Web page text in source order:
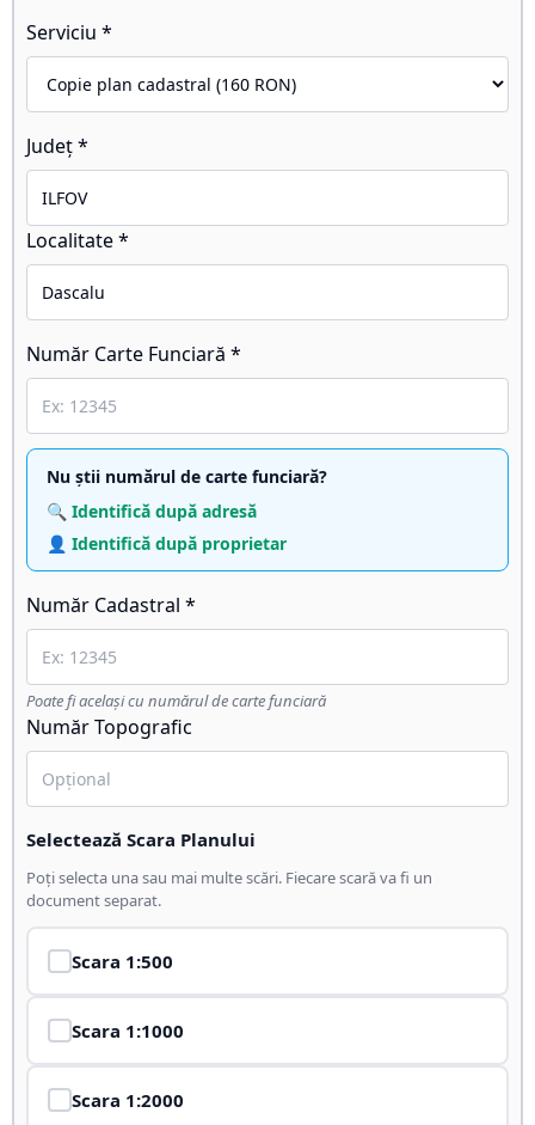
Serviciu *
Județ *
Localitate *
Număr Carte Funciară *
Nu știi numărul de carte funciară?
🔍 Identifică după adresă
👤 Identifică după proprietar
Număr Cadastral *
Poate fi același cu numărul de carte funciară
Număr Topografic
Selectează Scara Planului
Poți selecta una sau mai multe scări. Fiecare scară va fi un
document separat.
Scara 1:500
Scara 1:1000
Scara 1:2000